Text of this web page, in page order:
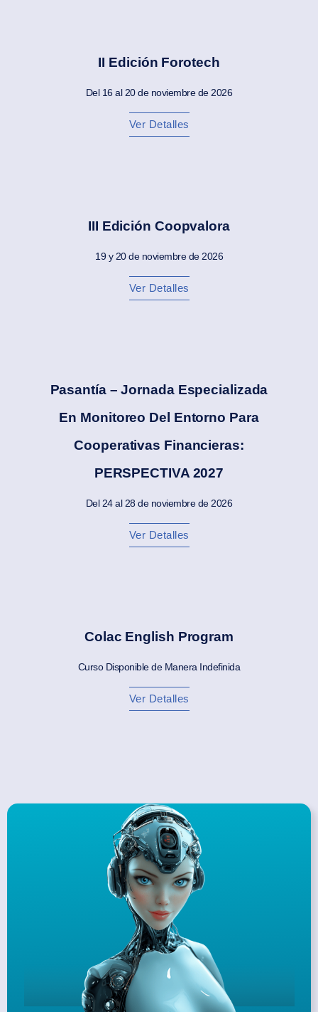
II Edición Forotech
Del 16 al 20 de noviembre de 2026
Ver Detalles
III Edición Coopvalora
19 y 20 de noviembre de 2026
Ver Detalles
Pasantía – Jornada Especializada
En Monitoreo Del Entorno Para
Cooperativas Financieras:
PERSPECTIVA 2027
Del 24 al 28 de noviembre de 2026
Ver Detalles
Colac English Program
Curso Disponible de Manera Indefinida
Ver Detalles